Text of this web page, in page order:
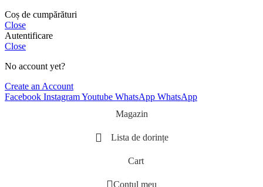
Coș de cumpărături
Close
Autentificare
Close
No account yet?
Create an Account
Facebook InstagramYoutube WhatsApp WhatsApp
Magazin
Lista de dorințe
Cart
Contul meu